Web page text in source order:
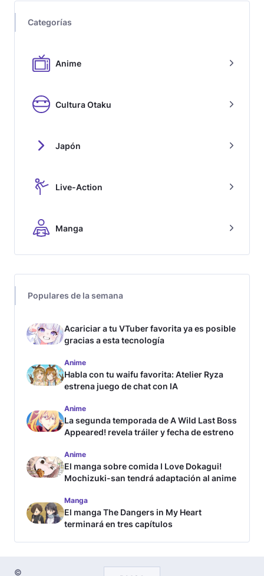
Categorías
Anime
Cultura Otaku
Japón
Live-Action
Manga
Populares de la semana
Acariciar a tu VTuber favorita ya es posible
gracias a esta tecnología
Anime
Habla con tu waifu favorita: Atelier Ryza
estrena juego de chat con IA
Anime
La segunda temporada de A Wild Last Boss
Appeared! revela tráiler y fecha de estreno
Anime
El manga sobre comida I Love Dokagui!
Mochizuki-san tendrá adaptación al anime
Manga
El manga The Dangers in My Heart
terminará en tres capítulos
©